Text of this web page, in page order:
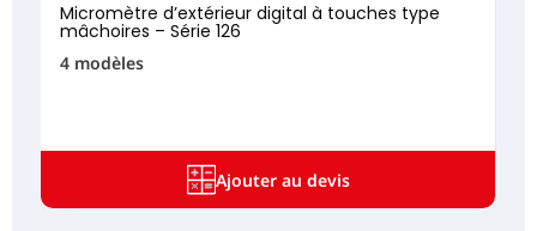
Micromètre d’extérieur digital à touches type
mâchoires – Série 126
4 modèles
Ajouter au devis